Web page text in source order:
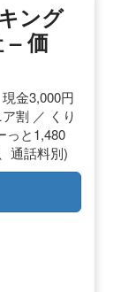
ング
– 価
金3,000円
割 ／ くり
っと1,480
通話料別)